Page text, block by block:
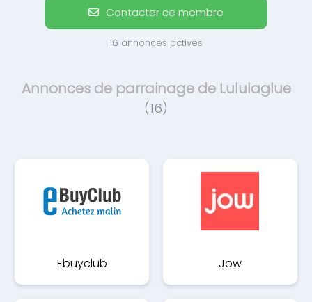
Contacter ce membre
16 annonces actives
Annonces de parrainage de Lululaglue
(16)
Ebuyclub Jow